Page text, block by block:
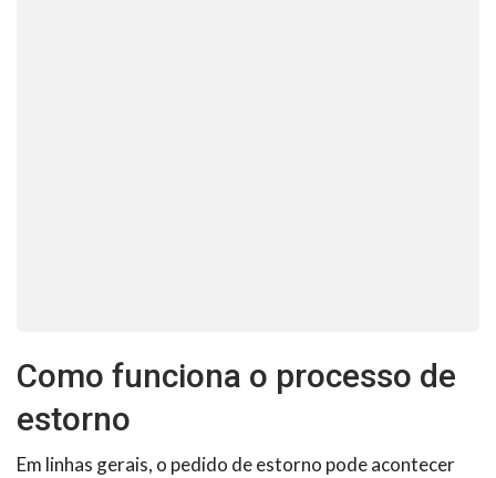
Como funciona o processo de
estorno
Em linhas gerais, o pedido de estorno pode acontecer